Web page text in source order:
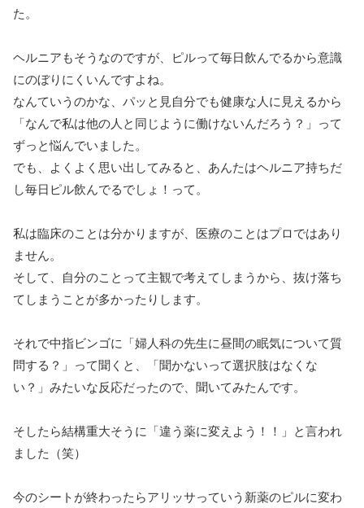
た。
ヘルニアもそうなのですが、ピルって毎日飲んでるから意識
にのぼりにくいんですよね。
なんていうのかな、パッと見自分でも健康な人に見えるから
「なんで私は他の人と同じように働けないんだろう？」って
ずっと悩んでいました。
でも、よくよく思い出してみると、あんたはヘルニア持ちだ
し毎日ピル飲んでるでしょ！って。
私は臨床のことは分かりますが、医療のことはプロではあり
ません。
そして、自分のことって主観で考えてしまうから、抜け落ち
てしまうことが多かったりします。
それで中指ビンゴに「婦人科の先生に昼間の眠気について質
問する？」って聞くと、「聞かないって選択肢はなくな
い？」みたいな反応だったので、聞いてみたんです。
そしたら結構重大そうに「違う薬に変えよう！！」と言われ
ました（笑）
今のシートが終わったらアリッサっていう新薬のピルに変わ